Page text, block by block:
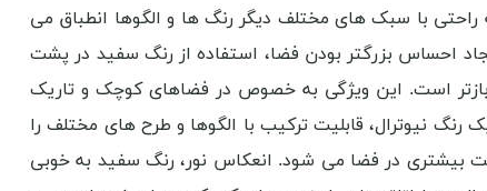
با سبک های مختلف دیگر رنگ ها و الگوها انطباق می
احساس بزرگتر بودن فضا، استفاده از رنگ سفید در پشت
است. این ویژگی به خصوص در فضاهای کوچک و تاریک
نیوترال، قابلیت ترکیب با الگوها و طرح های مختلف را
بیشتری در فضا می شود. انعکاس نور، رنگ سفید به خوبی